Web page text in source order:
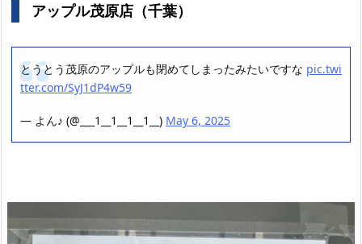
アップル茂原店（千葉）
とうとう茂原のアップルも閉めてしまったみたいですな pic.twi
tter.com/SyJ1dP4w59
— よん♪ (@___1__1__1__1__) May 6, 2025